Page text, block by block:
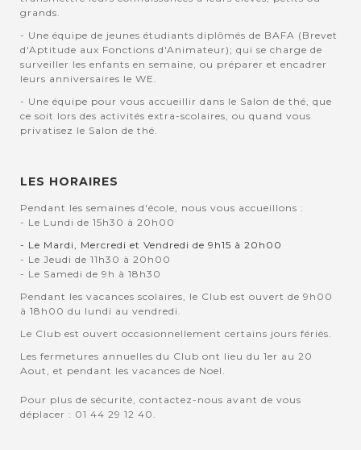
grands.
- Une équipe de jeunes étudiants diplômés de BAFA (Brevet
d'Aptitude aux Fonctions d'Animateur); qui se charge de
surveiller les enfants en semaine, ou préparer et encadrer
leurs anniversaires le WE.
- Une équipe pour vous accueillir dans le Salon de thé, que
ce soit lors des activités extra-scolaires, ou quand vous
privatisez le Salon de thé.
LES HORAIRES
Pendant les semaines d'école, nous vous accueillons :
- Le Lundi de 15h30 à 20h00
- Le Mardi, Mercredi et Vendredi de 9h15 à 20h00
- Le Jeudi de 11h30 à 20h00
- Le Samedi de 9h à 18h30
Pendant les vacances scolaires, le Club est ouvert de 9h00
à 18h00 du lundi au vendredi.
Le Club est ouvert occasionnellement certains jours fériés.
Les fermetures annuelles du Club ont lieu du 1er au 20
Aout, et pendant les vacances de Noel.
Pour plus de sécurité, contactez-nous avant de vous
déplacer : 01 44 29 12 40.